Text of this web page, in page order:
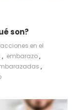
son?
en el
, embarazo,
,